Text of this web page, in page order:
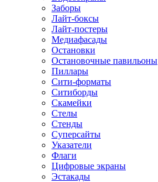
Заборы
Лайт-боксы
Лайт-постеры
Медиафасады
Остановки
Остановочные павильоны
Пиллары
Сити-форматы
Ситиборды
Скамейки
Стелы
Стенды
Суперсайты
Указатели
Флаги
Цифровые экраны
Эстакады